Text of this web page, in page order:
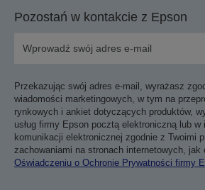
Pozostań w kontakcie z Epson
Przekazując swój adres e-mail, wyrażasz
wiadomości marketingowych, w tym na
rynkowych i ankiet dotyczących produktów,
usług firmy Epson pocztą elektroniczną lub w
komunikacji elektronicznej zgodnie z Twoimi
zachowaniami na stronach internetowych, jak
Oświadczeniu o Ochronie Prywatności firmy